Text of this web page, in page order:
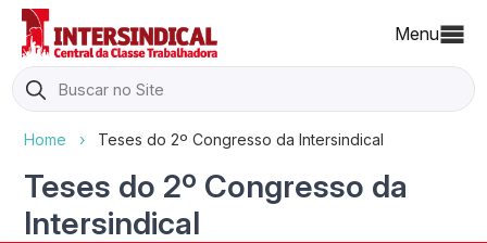
Menu
Search
for:
Home › Teses do 2º Congresso da Intersindical
Teses do 2º Congresso da
Intersindical